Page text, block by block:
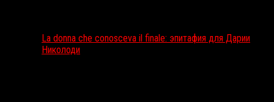
La donna che conosceva il finale: эпитафия для Дарии
Николоди